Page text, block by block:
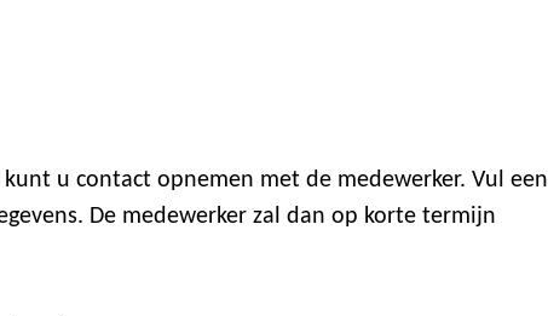
u contact opnemen met de medewerker. Vul een
De medewerker zal dan op korte termijn